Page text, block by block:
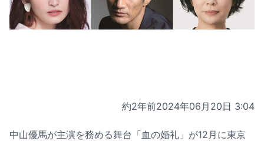
約2年前2024年06月20日 3:04
中山優馬が主演を務める舞台「血の婚礼」が12月に東京